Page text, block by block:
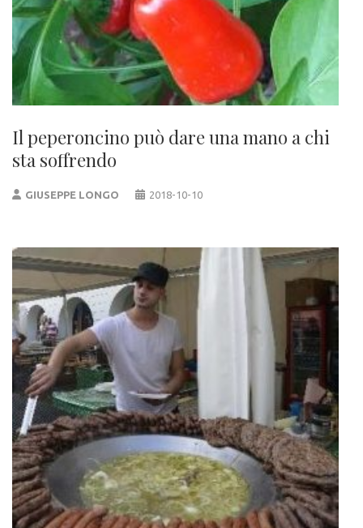
Il peperoncino può dare una mano a chi
sta soffrendo
GIUSEPPE LONGO 2018-10-10